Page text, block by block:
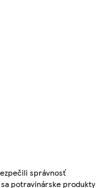
správnosť
potravinárske produkty